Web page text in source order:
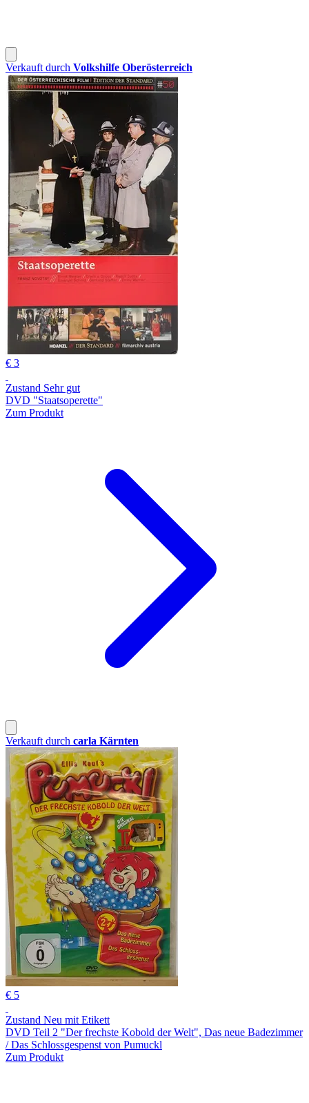
Verkauft durch Volkshilfe Oberösterreich
€ 3
Zustand Sehr gut
DVD "Staatsoperette"
Zum Produkt
Verkauft durch carla Kärnten
€ 5
Zustand Neu mit Etikett
DVD Teil 2 "Der frechste Kobold der Welt", Das neue Badezimmer
/ Das Schlossgespenst von Pumuckl
Zum Produkt